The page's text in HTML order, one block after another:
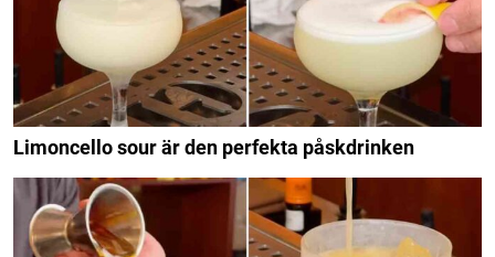
Limoncello sour är den perfekta påskdrinken